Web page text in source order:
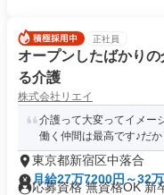
正社員
オープンしたばかり
る介護
株式会社リエイ
介護って大変ってイメー
働く仲間は最高です♪だ
東京都新宿区中落合
月給27万7200円～32
応募資格 無資格OK 新